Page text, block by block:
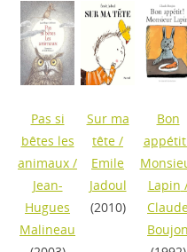
Pas si
bêtes les
animaux /
Jean-
Hugues
Malineau
Sur ma
tête /
Emile
Jadoul
(2010)
Bon
Lapin
Boujon